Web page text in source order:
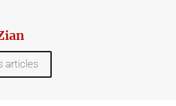
articles